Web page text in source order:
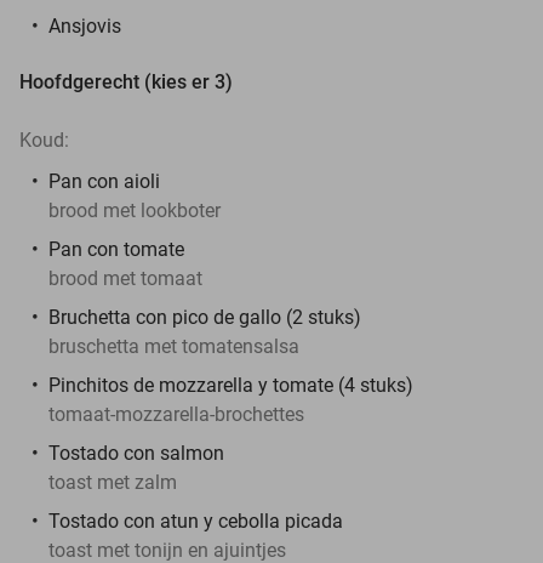
Ansjovis
Hoofdgerecht (kies er 3)
Koud:
Pan con aioli
brood met lookboter
Pan con tomate
brood met tomaat
Bruchetta con pico de gallo (2 stuks)
bruschetta met tomatensalsa
Pinchitos de mozzarella y tomate (4 stuks)
tomaat-mozzarella-brochettes
Tostado con salmon
toast met zalm
Tostado con atun y cebolla picada
toast met tonijn en ajuintjes